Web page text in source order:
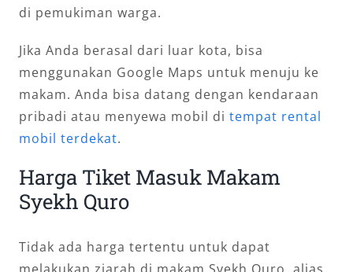
di pemukiman warga.
Jika Anda berasal dari luar kota, bisa
menggunakan Google Maps untuk menuju ke
makam. Anda bisa datang dengan kendaraan
pribadi atau menyewa mobil di tempat rental
mobil terdekat.
Harga Tiket Masuk Makam
Syekh Quro
Tidak ada harga tertentu untuk dapat